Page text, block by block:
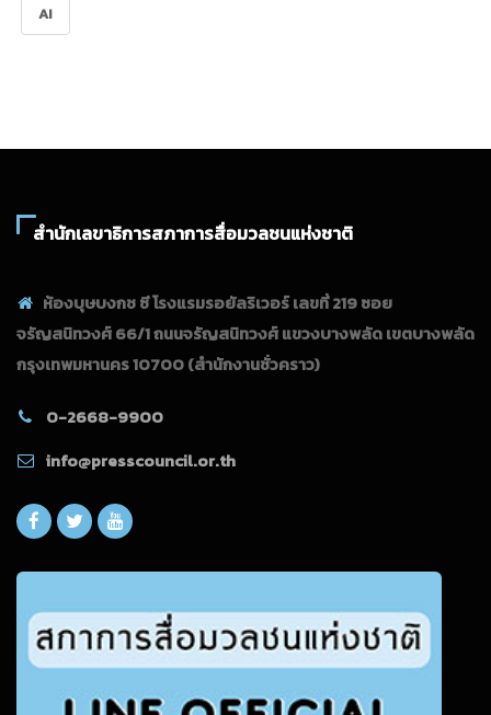
AI
สำนักเลขาธิการสภาการสื่อมวลชนแห่งชาติ
ห้องบุษบงกช ซี โรงแรมรอยัลริเวอร์ เลขที่ 219 ซอย
จรัญสนิทวงศ์ 66/1 ถนนจรัญสนิทวงศ์ แขวงบางพลัด เขตบางพลัด
กรุงเทพมหานคร 10700(สำนักงานชั่วคราว)
0-2668-9900
info@presscouncil.or.th